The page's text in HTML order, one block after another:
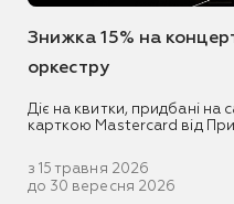
Знижка 15% на
оркестру
Діє на квитки, придбані на
карткою Mastercard від
з 15 травня 2026
до 30 вересня 2026